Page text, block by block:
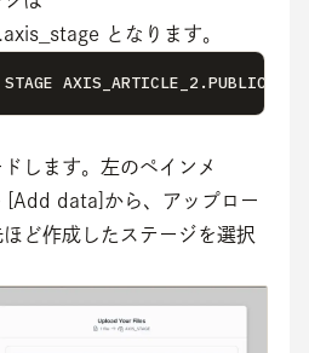
となります。
STAGE
します。左のペインメ
data]から、アップロー
ほど作成したステージを選択